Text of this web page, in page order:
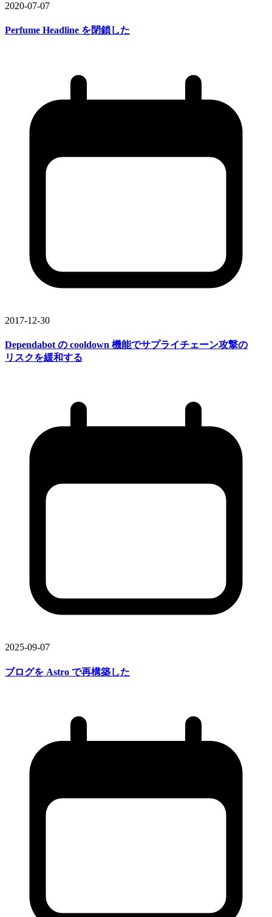
2020-07-07
Perfume Headline を閉鎖した
2017-12-30
Dependabot の cooldown 機能でサプライチェーン攻撃の
リスクを緩和する
2025-09-07
ブログを Astro で再構築した